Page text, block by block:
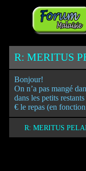
R: MERITUS
Bonjour!
On n’a pas mangé
dans les petits
€ le repas (en
R: MERITUS